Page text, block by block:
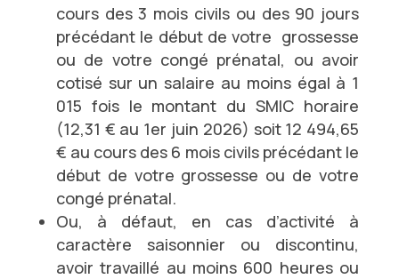
cours des 3 mois civils ou des 90 jours
précédant le début de votre grossesse
ou de votre congé prénatal, ou avoir
cotisé sur un salaire au moins égal à 1
015 fois le montant du SMIC horaire
(12,31 € au 1er juin 2026) soit 12 494,65
€ au cours des 6 mois civils précédant le
début de votre grossesse ou de votre
congé prénatal.
Ou, à défaut, en cas d’activité à
caractère saisonnier ou discontinu,
avoir travaillé au moins 600 heures ou